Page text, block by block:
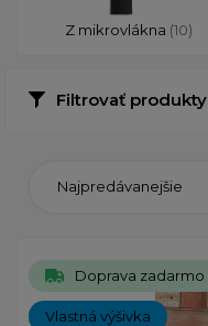
Z mikrovlákna (10)
Filtrovať produkty
Najpredávanejšie
Doprava zadarmo
Vlastná výšivka